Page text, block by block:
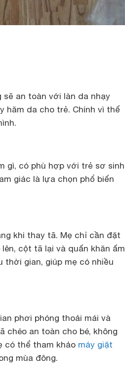
an toàn với làn da nhạy
hăm da cho trẻ. Chính vì thế
gì, có phù hợp với trẻ sơ sinh
giác là lựa chọn phổ biến
khi thay tã. Mẹ chỉ cần đặt
cột tã lại và quấn khăn ấm
thời gian, giúp mẹ có nhiều
phơi phóng thoải mái và
an toàn cho bé, không
có thể tham khảo máy giặt
mùa đông.